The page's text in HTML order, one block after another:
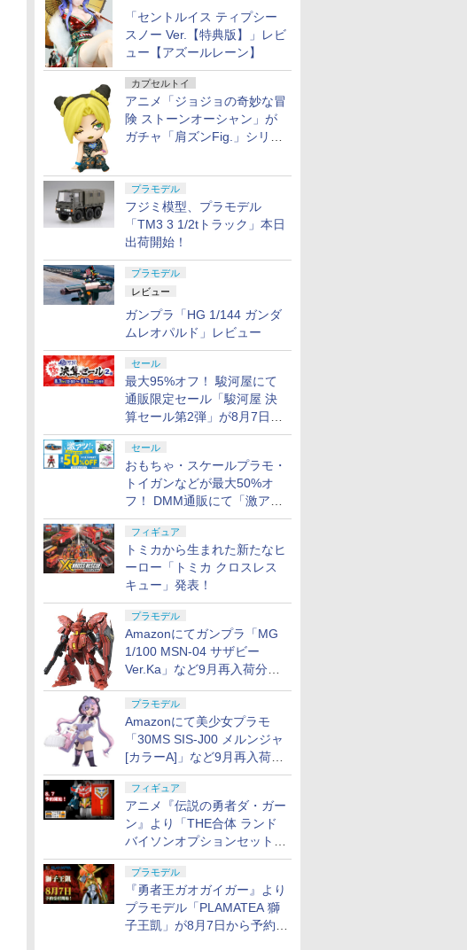
「セントルイス ティプシー
スノー Ver.【特典版】」レビ
ュー【アズールレーン】
カプセルトイ
アニメ「ジョジョの奇妙な冒
険 ストーンオーシャン」が
ガチャ「肩ズンFig.」シリー
プラモデル
フジミ模型、プラモデル
「TM3 3 1/2tトラック」本日
出荷開始！
プラモデル
レビュー
ガンプラ「HG 1/144 ガンダ
ムレオパルド」レビュー
セール
最大95%オフ！ 駿河屋にて
通販限定セール「駿河屋 決
算セール第2弾」が8月7日12
時より開催
セール
おもちゃ・スケールプラモ・
トイガンなどが最大50%オ
フ！ DMM通販にて「激ア
ツ！おもちゃ・ホビー夏セー
ル」が開催
フィギュア
トミカから生まれた新たなヒ
ーロー「トミカ クロスレス
キュー」発表！
プラモデル
Amazonにてガンプラ「MG
1/100 MSN-04 サザビー
Ver.Ka」など9月再入荷分が
プラモデル
Amazonにて美少女プラモ
「30MS SIS-J00 メルンジャ
[カラーA]」など9月再入荷分
が販売再開！
フィギュア
アニメ『伝説の勇者ダ・ガー
ン』より「THE合体 ランド
バイソンオプションセット」
が8月7日から予約受付開始！
プラモデル
『勇者王ガオガイガー』より
プラモデル「PLAMATEA 獅
子王凱」が8月7日から予約受